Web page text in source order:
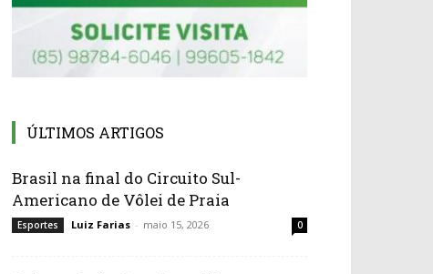
ÚLTIMOS ARTIGOS
Brasil na final do Circuito Sul-
Americano de Vôlei de Praia
Esportes Luiz Farias - maio 15, 2026 0